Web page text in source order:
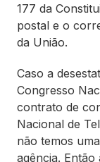
177 da
postal e o
da União.
Caso a
Congresso
contrato de
Nacional de
não temos
agência.